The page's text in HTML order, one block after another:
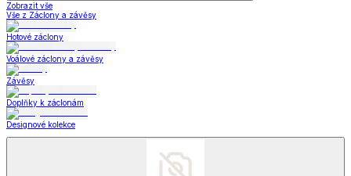
Zobrazit vše
Vše z Záclony a závěsy
Hotové záclony
Voálové záclony a závěsy
Závěsy
Doplňky k záclonám
Designové kolekce